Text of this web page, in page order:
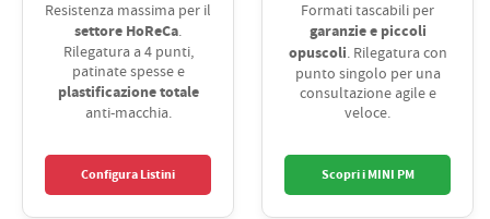
Resistenza massima per il
settore HoReCa.
Rilegatura a 4 punti,
patinate spesse e
plastificazione totale
anti-macchia.
Configura Listini
Formati tascabili per
garanzie e piccoli
opuscoli. Rilegatura con
punto singolo per una
consultazione agile e
veloce.
Scopri i MINI PM